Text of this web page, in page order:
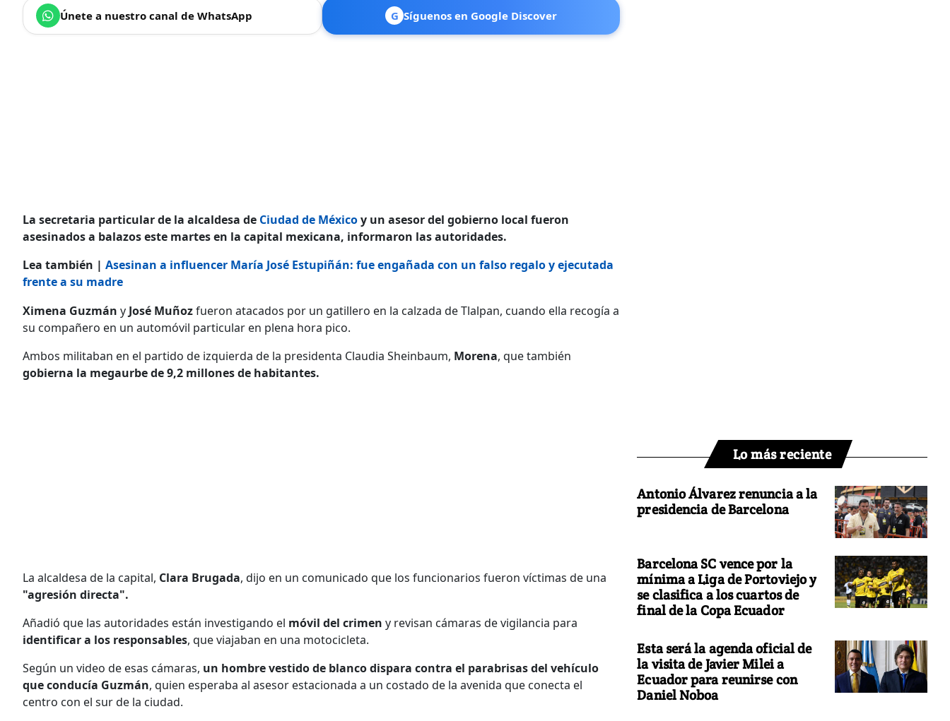
Únete a nuestro canal de WhatsApp G Síguenos en Google Discover
La secretaria particular de la alcaldesa de Ciudad de Méxicoy un asesor del gobierno local fueron
asesinados a balazos este martes en la capital mexicana, informaron las autoridades.
Lea también | Asesinan a influencer María José Estupiñán: fue engañada con un falso regalo y ejecutada
frente a su madre
Ximena Guzmán y José Muñozfueron atacados por un gatillero en la calzada de Tlalpan, cuando ella recogía a
su compañero en un automóvil particular en plena hora pico.
Ambos militaban en el partido de izquierda de la presidenta Claudia Sheinbaum, Morena, que también
gobierna la megaurbe de 9,2 millones de habitantes.
La alcaldesa de la capital, Clara Brugada, dijo en un comunicado que los funcionarios fueron víctimas de una
"agresión directa".
Añadió que las autoridades están investigando el móvil del crimen y revisan cámaras de vigilancia para
identificar a los responsables, que viajaban en una motocicleta.
Según un video de esas cámaras, un hombre vestido de blanco dispara contra el parabrisas del vehículo
que conducía Guzmán, quien esperaba al asesor estacionada a un costado de la avenida que conecta el
centro con el sur de la ciudad.
Lo más reciente
Antonio Álvarez renuncia a la
presidencia de Barcelona
Barcelona SC vence por la
mínima a Liga de Portoviejo y
se clasifica a los cuartos de
final de la Copa Ecuador
Esta será la agenda oficial de
la visita de Javier Milei a
Ecuador para reunirse con
Daniel Noboa